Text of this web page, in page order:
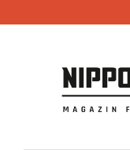
Inhalt